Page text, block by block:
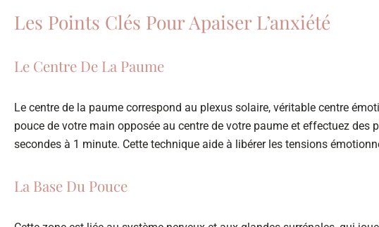
Les Points Clés Pour Apaiser L’anxiété
Le Centre De La Paume
Le centre de la paume correspond au plexus solaire, véritable centre
pouce de votre main opposée au centre de votre paume et effectuez
secondes à 1 minute. Cette technique aide à libérer les tensions
La Base Du Pouce